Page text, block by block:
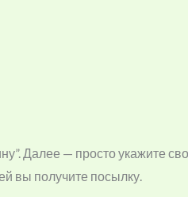
Далее — просто укажите
вы получите посылку.